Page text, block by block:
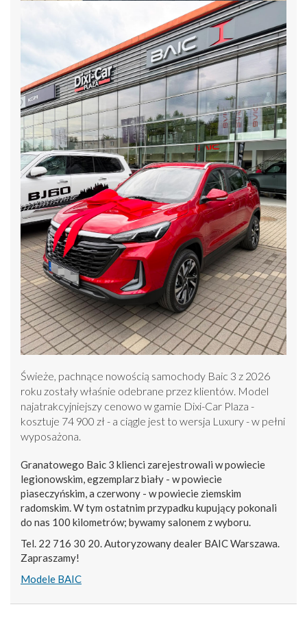
Świeże, pachnące nowością samochody Baic 3 z 2026
roku zostały właśnie odebrane przez klientów. Model
najatrakcyjniejszy cenowo w gamie Dixi-Car Plaza -
kosztuje 74 900 zł - a ciągle jest to wersja Luxury - w pełni
wyposażona.
Granatowego Baic 3 klienci zarejestrowali w powiecie
legionowskim, egzemplarz biały - w powiecie
piaseczyńskim, a czerwony - w powiecie ziemskim
radomskim. W tym ostatnim przypadku kupujący pokonali
do nas 100 kilometrów; bywamy salonem z wyboru.
Tel. 22 716 30 20. Autoryzowany dealer BAIC Warszawa.
Zapraszamy!
Modele BAIC